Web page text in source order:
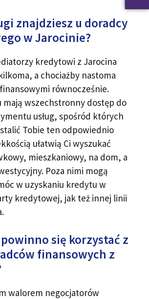
znajdziesz u doradcy
w Jarocinie?
kredytowi z Jarocina
a chociażby nastoma
równocześnie.
mają wszechstronny dostęp do
usług, spośród których
Tobie ten odpowiednio
ułatwią Ci wyszukać
mieszkaniowy, na dom, a
Poza nimi mogą
w uzyskaniu kredytu w
kredytowej, jak też innej linii
się korzystać z
finansowych z
walorem negocjatorów